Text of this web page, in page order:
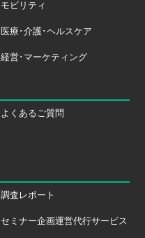
モビリティ
医療･介護･ヘルスケア
経営･マーケティング
よくあるご質問
調査レポート
セミナー企画運営代行サービス